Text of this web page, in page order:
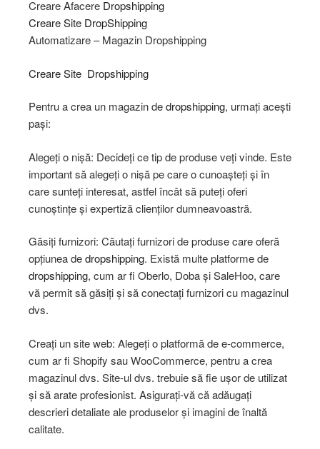
Creare Afacere Dropshipping
Creare Site DropShipping
Automatizare – Magazin Dropshipping​
Creare Site Dropshipping
Pentru a crea un magazin dedropshipping, urmați acești
pași:
Alegeți o nișă: Decideți ce tip de produse veți vinde. Este
important să alegeți o nișă pe care o cunoașteți și în
care sunteți interesat, astfel încât să puteți oferi
cunoștințe și expertiză clienților dumneavoastră.
Găsiți furnizori: Căutați furnizori de produse care oferă
opțiunea dedropshipping. Există multe platforme de
dropshipping, cum ar fi Oberlo, Doba și SaleHoo, care
vă permit să găsiți și să conectați furnizori cu magazinul
dvs.
Creați un site web: Alegeți o platformă de e-commerce,
cum ar fi Shopify sau WooCommerce, pentru a crea
magazinul dvs. Site-ul dvs. trebuie să fie ușor de utilizat
și să arate profesionist. Asigurați-vă că adăugați
descrieri detaliate ale produselor și imagini de înaltă
calitate.